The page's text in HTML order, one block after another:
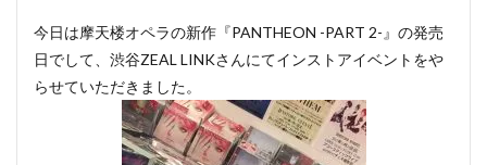
今日は摩天楼オペラの新作『PANTHEON -PART 2-』の発売
日でして、渋谷ZEAL LINKさんにてインストアイベントをや
らせていただきました。